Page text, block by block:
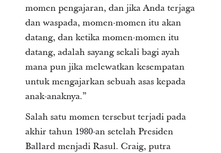
momen pengajaran, dan jika Anda terjaga
dan waspada, momen-momen itu akan
datang, dan ketika momen-momen itu
datang, adalah sayang sekali bagi ayah
mana pun jika melewatkan kesempatan
untuk mengajarkan sebuah asas kepada
anak-anaknya.”
Salah satu momen tersebut terjadi pada
akhir tahun 1980-an setelah Presiden
Ballard menjadi Rasul. Craig, putra